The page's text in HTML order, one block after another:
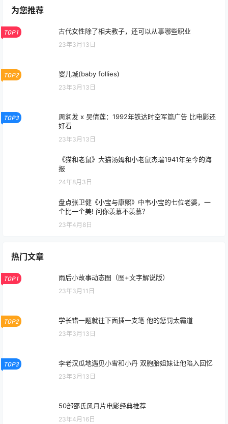
为您推荐
TOP1 古代女性除了相夫教子，还可以从事哪些职业
23年3月13日
TOP2 婴儿城(baby follies)
23年3月13日
TOP3
周润发 x 吴倩莲：1992年铁达时空军篇广告 比电影还
好看
23年3月13日
《猫和老鼠》大猫汤姆和小老鼠杰瑞1941年至今的海
报
24年8月3日
盘点张卫健《小宝与康熙》中韦小宝的七位老婆，一
个比一个美! 问你羡慕不羡慕？
23年4月8日
热门文章
TOP1 雨后小故事动态图（图+文字解说版）
23年3月11日
TOP2 学长错一题就往下面插一支笔 他的惩罚太霸道
23年3月13日
TOP3 李老汉瓜地遇见小雪和小丹 双胞胎姐妹让他陷入回忆
23年3月13日
50部邵氏风月片电影经典推荐
23年4月16日